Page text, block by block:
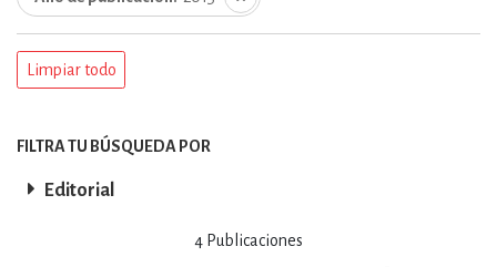
4 Publicaciones
Limpiar todo
FILTRA TU BÚSQUEDA POR
Editorial